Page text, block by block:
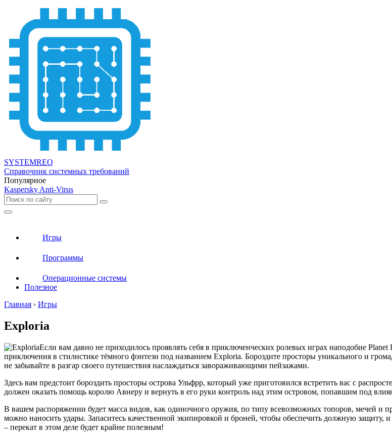
SYSTEMREQ
Справочник системных требований
Популярное
Kaspersky Anti-Virus
Игры
Программы
Операционные системы
Полезное
Главная › Игры
Exploria
Если вам давно не приходилось проявлять себя в приключенческих ролевых играх наподобие Planet
приключения в стилистике тёмного фэнтези под названием Exploria. Бороздите просторы уникального и
не забывайте в разгар своего путешествия наслаждаться завораживающими пейзажами.
Здесь вам предстоит бороздить просторы острова Ульфрр, который уже приготовился встретить вас с
должен оказать помощь королю Авнеру и вернуть в его руки контроль над этим островом, попавшим под
В вашем распоряжении будет масса видов, как одиночного оружия, по типу всевозможных топоров, мечей и
можно наносить удары. Запаситесь качественной экипировкой и броней, чтобы обеспечить должную защиту,
– перекат в этом деле будет крайне полезным!